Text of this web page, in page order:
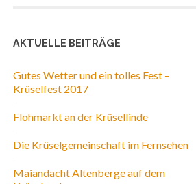
AKTUELLE BEITRÄGE
Gutes Wetter und ein tolles Fest –
Krüselfest 2017
Flohmarkt an der Krüsellinde
Die Krüselgemeinschaft im Fernsehen
Maiandacht Altenberge auf dem